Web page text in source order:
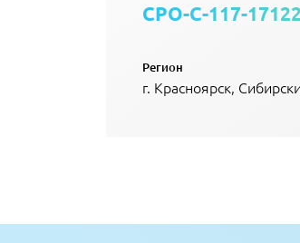
СРО-С-117-
Регион
г. Красноярск,